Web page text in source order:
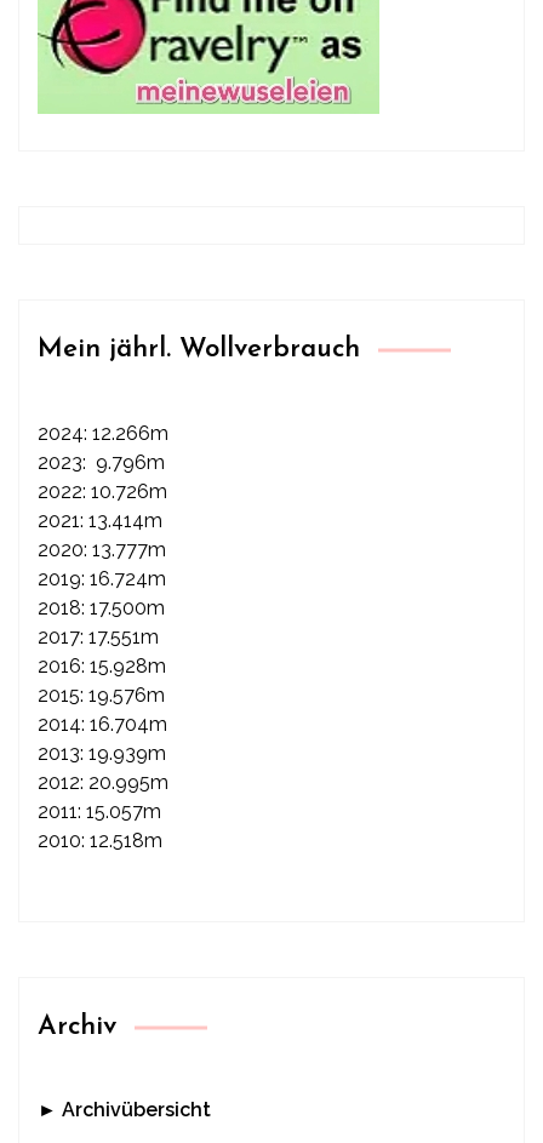
Mein jährl. Wollverbrauch
2024: 12.266m
2023: 9.796m
2022: 10.726m
2021: 13.414m
2020: 13.777m
2019: 16.724m
2018: 17.500m
2017: 17.551m
2016: 15.928m
2015: 19.576m
2014: 16.704m
2013: 19.939m
2012: 20.995m
2011: 15.057m
2010: 12.518m
Archiv
► Archivübersicht